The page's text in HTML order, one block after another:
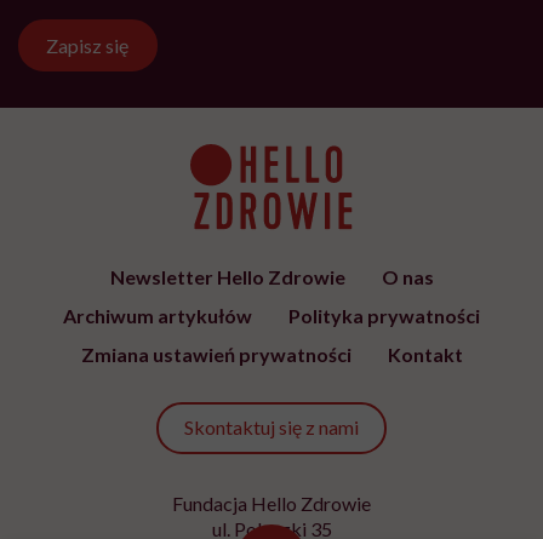
Zapisz się
Newsletter Hello Zdrowie
O nas
Archiwum artykułów
Polityka prywatności
Zmiana ustawień prywatności
Kontakt
Skontaktuj się z nami
Fundacja Hello Zdrowie
ul. Poleczki 35